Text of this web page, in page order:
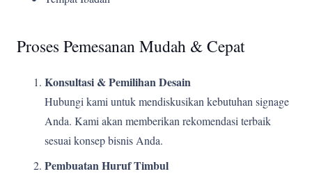
Proses Pemesanan Mudah & Cepat
Konsultasi & Pemilihan Desain
Hubungi kami untuk mendiskusikan kebutuhan signage
Anda. Kami akan memberikan rekomendasi terbaik
sesuai konsep bisnis Anda.
Pembuatan Huruf Timbul